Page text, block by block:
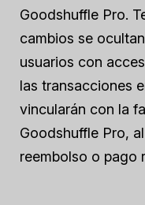
Goodshuffle Pro.
cambios se
usuarios con
las transacciones
vincularán con la
Goodshuffle Pro,
reembolso o pago